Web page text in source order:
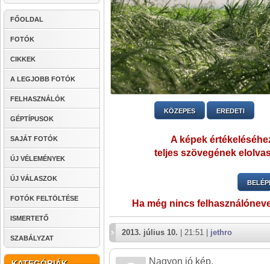
FŐOLDAL
FOTÓK
CIKKEK
A LEGJOBB FOTÓK
FELHASZNÁLÓK
GÉPTÍPUSOK
SAJÁT FOTÓK
ÚJ VÉLEMÉNYEK
ÚJ VÁLASZOK
FOTÓK FELTÖLTÉSE
ISMERTETŐ
SZABÁLYZAT
KÖZEPES EREDETI
A képek
teljes szövegének
Ha még nincs
2013. július 10. | 21:51 | jethro
Nagyon jó kép.